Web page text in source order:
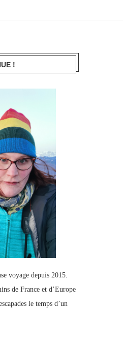
!
voyage depuis 2015.
de France et d’Europe
le temps d’un